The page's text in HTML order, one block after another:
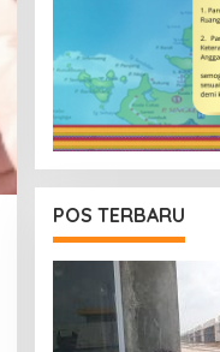
POS TERBARU